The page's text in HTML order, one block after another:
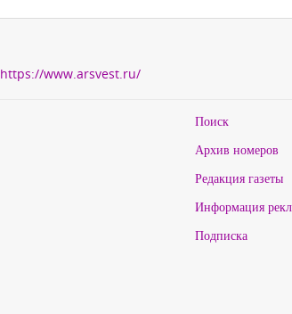
https://www.arsvest.ru/
Поиск
Архив номеров
Редакция газеты
Информация
Подписка